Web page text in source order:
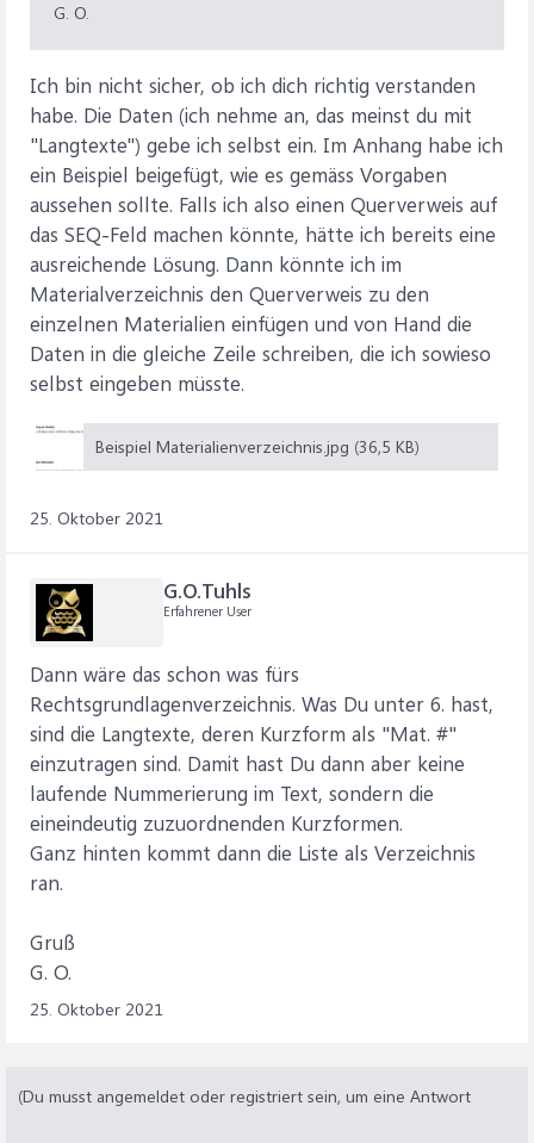
G. O.
Ich bin nicht sicher, ob ich dich richtig verstanden
habe. Die Daten (ich nehme an, das meinst du mit
"Langtexte") gebe ich selbst ein. Im Anhang habe ich
ein Beispiel beigefügt, wie es gemäss Vorgaben
aussehen sollte. Falls ich also einen Querverweis auf
das SEQ-Feld machen könnte, hätte ich bereits eine
ausreichende Lösung. Dann könnte ich im
Materialverzeichnis den Querverweis zu den
einzelnen Materialien einfügen und von Hand die
Daten in die gleiche Zeile schreiben, die ich sowieso
selbst eingeben müsste.
Beispiel Materialienverzeichnis.jpg (36,5 KB)
25. Oktober 2021
G.O.Tuhls
Erfahrener User
Dann wäre das schon was fürs
Rechtsgrundlagenverzeichnis. Was Du unter 6. hast,
sind die Langtexte, deren Kurzform als "Mat. #"
einzutragen sind. Damit hast Du dann aber keine
laufende Nummerierung im Text, sondern die
eineindeutig zuzuordnenden Kurzformen.
Ganz hinten kommt dann die Liste als Verzeichnis
ran.
Gruß
G. O.
25. Oktober 2021
(Du musst angemeldet oder registriert sein, um eine Antwort